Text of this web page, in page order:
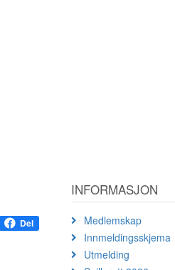
Del
INFORMASJON
Medlemskap
Innmeldingsskjema
Utmelding